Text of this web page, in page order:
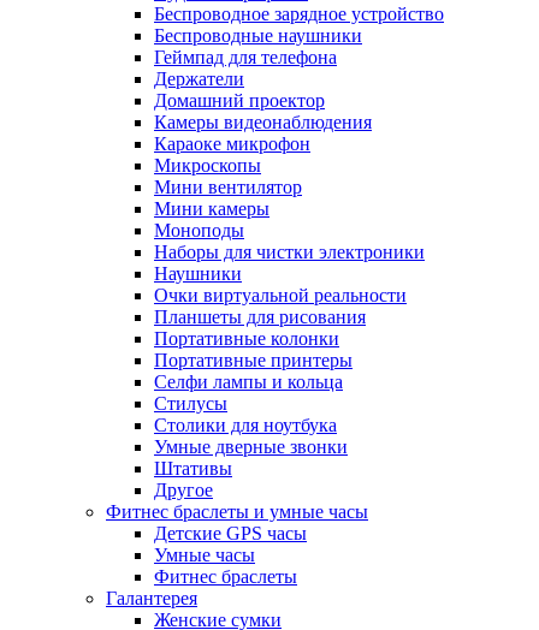
Беспроводное зарядное устройство
Беспроводные наушники
Геймпад для телефона
Держатели
Домашний проектор
Камеры видеонаблюдения
Караоке микрофон
Микроскопы
Мини вентилятор
Мини камеры
Моноподы
Наборы для чистки электроники
Наушники
Очки виртуальной реальности
Планшеты для рисования
Портативные колонки
Портативные принтеры
Селфи лампы и кольца
Стилусы
Столики для ноутбука
Умные дверные звонки
Штативы
Другое
Фитнес браслеты и умные часы
Детские GPS часы
Умные часы
Фитнес браслеты
Галантерея
Женские сумки